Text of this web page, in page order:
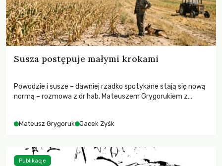
Susza postępuje małymi krokami
Powodzie i susze – dawniej rzadko spotykane stają się nową
normą – rozmowa z dr hab. Mateuszem Grygorukiem z
Mateusz Grygoruk Jacek Zyśk
Publikacje